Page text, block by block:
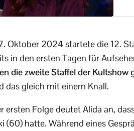
Oktober 2024 startete die 12.
in den ersten Tagen für
die zweite Staffel der Kultshow
das gleich mit einem Knall.
ersten Folge deutet Alida an,
(60) hatte. Während eines